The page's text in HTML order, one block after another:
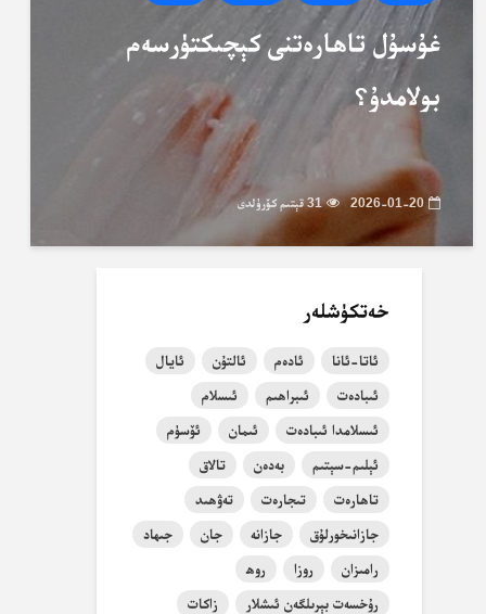
غۇسۇل تاھارەتنى كېچىكتۈرسەم
بولامدۇ؟
2026-01-20 31 قېتىم كۆرۈلدى
خەتكۈشلەر
ئاتا-ئانا ئادەم ئالتۇن
ئايال
ئىبادەت
ئىبراھىم
ئىسلام
ئىسلامدا ئىبادەت
ئىمان
ئۆسۈم
ئېلىم-سېتىم
بەدەن
تالاق
تاھارەت
تىجارەت
تەۋھىد
جازانىخورلۇق
جازانە جان
جىھاد
رامىزان
روزا
روھ
رۇخسەت بېرىلگەن ئىشلار
زاكات